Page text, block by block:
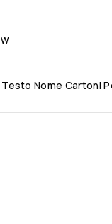
Nome Cartoni